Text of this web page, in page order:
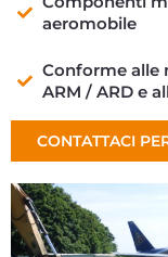
aeromobile
Conforme alle
ARM / ARD e
CONTATTACI